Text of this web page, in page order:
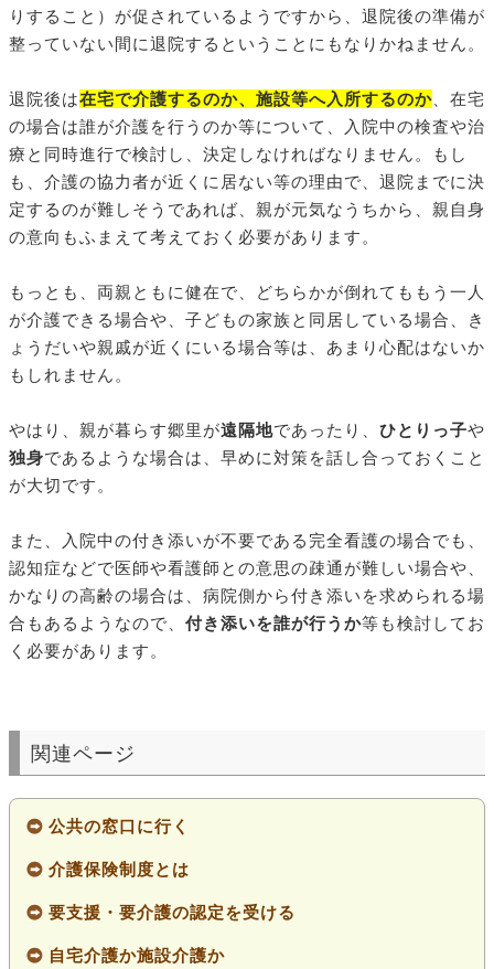
りすること）が促されているようですから、退院後の準備が
整っていない間に退院するということにもなりかねません。
退院後は在宅で介護するのか、施設等へ入所するのか 、在宅
の場合は誰が介護を行うのか等について、入院中の検査や治
療と同時進行で検討し、決定しなければなりません。もし
も、介護の協力者が近くに居ない等の理由で、退院までに決
定するのが難しそうであれば、親が元気なうちから、親自身
の意向もふまえて考えておく必要があります。
もっとも、両親ともに健在で、どちらかが倒れてももう一人
が介護できる場合や、子どもの家族と同居している場合、き
ょうだいや親戚が近くにいる場合等は、あまり心配はないか
もしれません。
やはり、親が暮らす郷里が遠隔地であったり、 ひとりっ子や
独身であるような場合は、早めに対策を話し合っておくこと
が大切です。
また、入院中の付き添いが不要である完全看護の場合でも、
認知症などで医師や看護師との意思の疎通が難しい場合や、
かなりの高齢の場合は、病院側から付き添いを求められる場
合もあるようなので、 付き添いを誰が行うか等も検討してお
く必要があります。
関連ページ
公共の窓口に行く
介護保険制度とは
要支援・要介護の認定を受ける
自宅介護か施設介護か